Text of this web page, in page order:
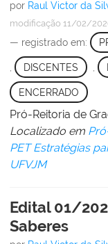
por Raul Victor da
modificação 11/02/
— registrado em:
DISCENTES
ENCERRADO
Pró-Reitoria de
Localizado em
PET Estratégias
UFVJM
Edital 01/
Saberes